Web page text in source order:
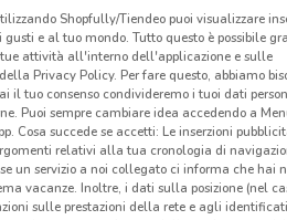
Shopfully/Tiendeo puoi visualizzare
e al tuo mondo. Tutto questo è possibile
attività all'interno dell'applicazione e sulle
Privacy Policy. Per fare questo, abbiamo
il tuo consenso condivideremo i tuoi dati
Puoi sempre cambiare idea accedendo a
Cosa succede se accetti: Le inserzioni
relativi alla tua cronologia di
un servizio a noi collegato ci informa che hai
vacanze. Inoltre, i dati sulla posizione (nel
sulle prestazioni della rete e agli